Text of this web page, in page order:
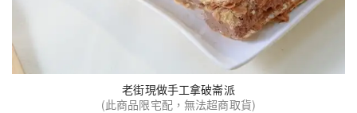
老街現做手工拿破崙派
(此商品限宅配，無法超商取貨)